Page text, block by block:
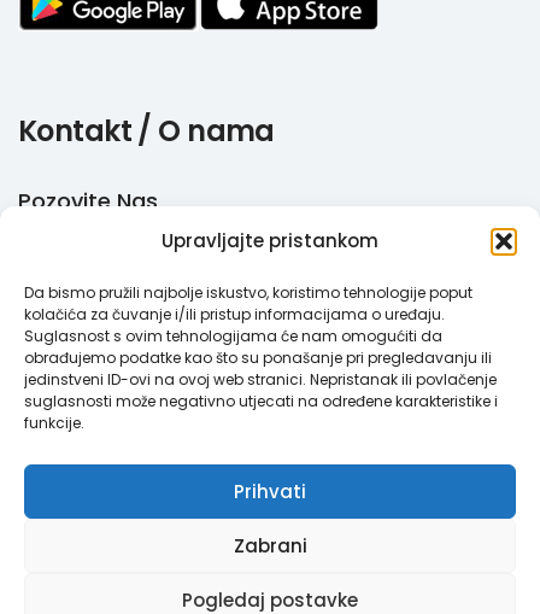
Upravljajte pristankom
Da bismo pružili najbolje iskustvo, koristimo tehnologije poput
kolačića za čuvanje i/ili pristup informacijama o uređaju.
Suglasnost s ovim tehnologijama će nam omogućiti da
obrađujemo podatke kao što su ponašanje pri pregledavanju ili
jedinstveni ID-ovi na ovoj web stranici. Nepristanak ili povlačenje
suglasnosti može negativno utjecati na određene karakteristike i
funkcije.
Prihvati
Zabrani
Pogledaj postavke
Kontakt / O nama
Pozovite Nas
+385 51 770 710
Email
info@megabooker.hr
WhatsApp / Viber